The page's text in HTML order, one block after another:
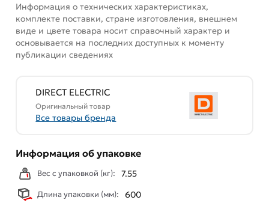
Информация о технических характеристиках,
комплекте поставки, стране изготовления, внешнем
виде и цвете товара носит справочный характер и
основывается на последних доступных к моменту
публикации сведениях
DIRECT ELECTRIC
Оригинальный товар
Все товары бренда
Информация об упаковке
Вес с упаковкой (кг): 7.55
Длина упаковки (мм): 600